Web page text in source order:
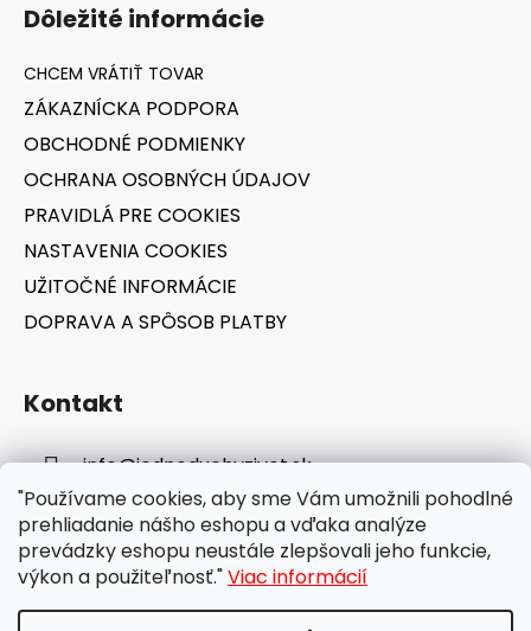
"Používame cookies, aby sme Vám umožnili pohodlné
prehliadanie nášho eshopu a vďaka analýze
prevádzky eshopu neustále zlepšovali jeho funkcie,
výkon a použiteľnosť."Viac informácií
Dôležité informácie
ZÁKAZNÍCKA PODPORA
OBCHODNÉ PODMIENKY
OCHRANA OSOBNÝCH ÚDAJOV
PRAVIDLÁ PRE COOKIES
NASTAVENIA COOKIES
UŽITOČNÉ INFORMÁCIE
DOPRAVA A SPÔSOB PLATBY
Kontakt
info@jednoduchyzivot.sk
E-shop: 0948 647 767